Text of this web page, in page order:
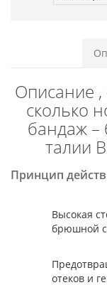
Описание ,
сколько
бандаж –
талии
Принцип
Высокая
брюшной
отеков и